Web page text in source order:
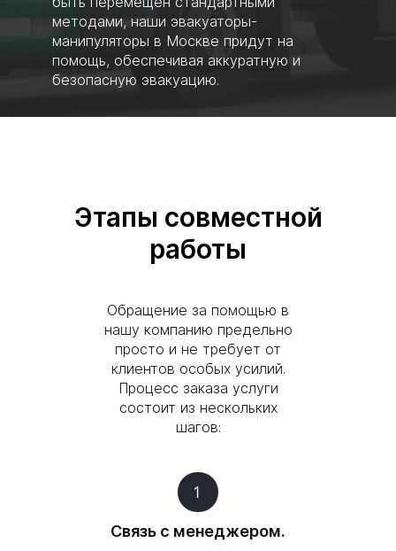
методами, наши эвакуаторы-
манипуляторы в Москве придут на
помощь, обеспечивая аккуратную и
безопасную эвакуацию.
Этапы совместной
работы
Обращение за помощью в
нашу компанию предельно
просто и не требует от
клиентов особых усилий.
Процесс заказа услуги
состоит из нескольких
шагов:
1
Связь с менеджером.